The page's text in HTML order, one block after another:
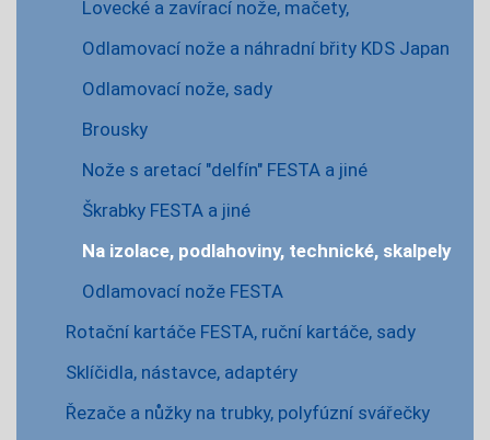
Lovecké a zavírací nože, mačety,
Odlamovací nože a náhradní břity KDS Japan
Odlamovací nože, sady
Brousky
Nože s aretací "delfín" FESTA a jiné
Škrabky FESTA a jiné
Na izolace, podlahoviny, technické, skalpely
Odlamovací nože FESTA
Rotační kartáče FESTA, ruční kartáče, sady
Sklíčidla, nástavce, adaptéry
Řezače a nůžky na trubky, polyfúzní svářečky